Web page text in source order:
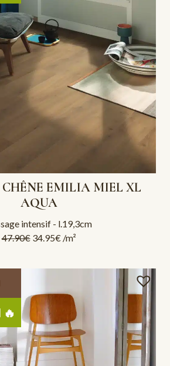
EMILIA MIEL XL
AQUA
intensif - l.19,3cm
47.90€ 34.95€/m²